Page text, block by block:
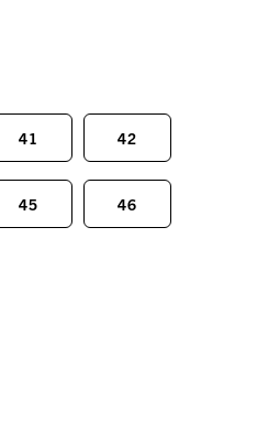
41 42
45 46